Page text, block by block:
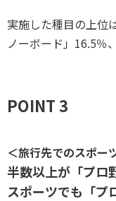
実施した種目の上位
ノーボード」16.5％
POINT 3
＜旅行先でのスポー
半数以上が「プロ
スポーツでも「プ